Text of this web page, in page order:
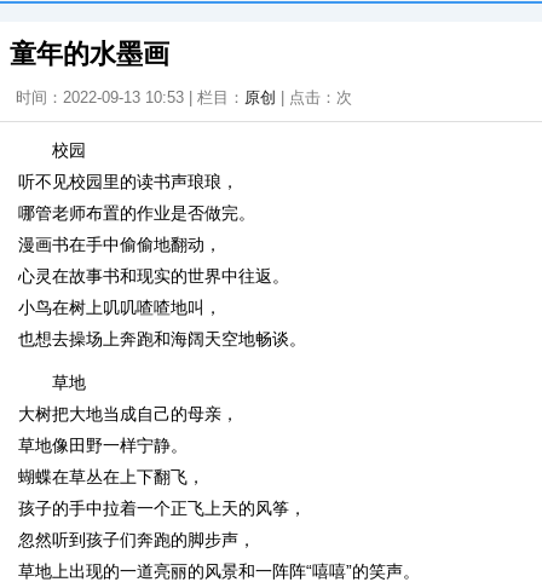
童年的水墨画
时间：2022-09-13 10:53 | 栏目： 原创 | 点击： 次
校园
听不见校园里的读书声琅琅，
哪管老师布置的作业是否做完。
漫画书在手中偷偷地翻动，
心灵在故事书和现实的世界中往返。
小鸟在树上叽叽喳喳地叫，
也想去操场上奔跑和海阔天空地畅谈。
草地
大树把大地当成自己的母亲，
草地像田野一样宁静。
蝴蝶在草丛在上下翻飞，
孩子的手中拉着一个正飞上天的风筝，
忽然听到孩子们奔跑的脚步声，
草地上出现的一道亮丽的风景和一阵阵“嘻嘻”的笑声。